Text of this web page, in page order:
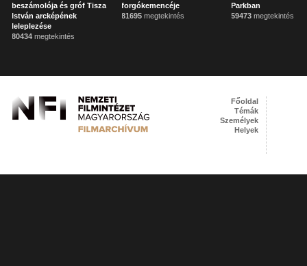
beszámolója és gróf Tisza
István arcképének
leleplezése
80434 megtekintés
forgókemencéje
81695 megtekintés
Parkban
59473 megtekintés
Főoldal
Témák
Személyek
Helyek